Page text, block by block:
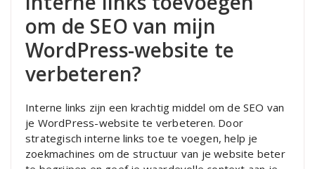
om de SEO van mijn
WordPress-website te
verbeteren?
Interne links zijn een krachtig middel om de SEO van
je WordPress-website te verbeteren. Door
strategisch interne links toe te voegen, help je
zoekmachines om de structuur van je website beter